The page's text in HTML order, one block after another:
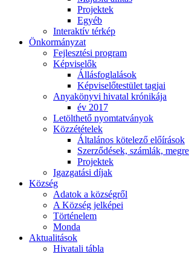
Projektek
Egyéb
Interaktív térkép
Önkormányzat
Fejlesztési program
Képviselők
Állásfoglalások
Képviselőtestület tagjai
Anyakönyvi hivatal krónikája
év 2017
Letölthető nyomtatványok
Közzétételek
Általános kötelező előírások
Szerződések, számlák,
Projektek
Igazgatási díjak
Község
Adatok a községről
A Község jelképei
Történelem
Monda
Aktualitások
Hivatali tábla